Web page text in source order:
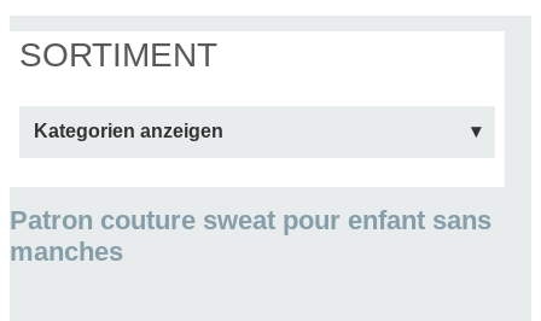
SORTIMENT
Kategorien anzeigen
Patron couture sweat pour enfant sans
manches